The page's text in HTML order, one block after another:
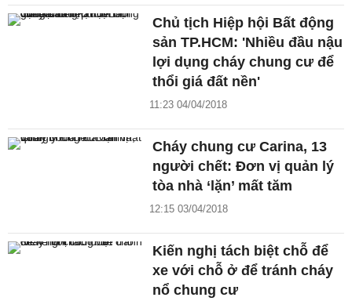
Chủ tịch Hiệp hội Bất động
sản TP.HCM: 'Nhiều đầu nậu
lợi dụng cháy chung cư để
thổi giá đất nền'
11:23 04/04/2018
Cháy chung cư Carina, 13
người chết: Đơn vị quản lý
tòa nhà ‘lặn’ mất tăm
12:15 03/04/2018
Kiến nghị tách biệt chỗ để
xe với chỗ ở để tránh cháy
nổ chung cư